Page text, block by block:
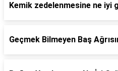
Kemik zedelenmesine ne iyi
Geçmek Bilmeyen Baş